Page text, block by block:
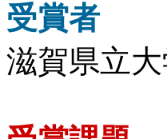
受賞者
滋賀県立